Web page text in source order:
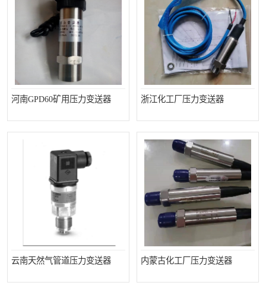
河南GPD60矿用压力变送器 浙江化工厂压力变送器
云南天然气管道压力变送器 内蒙古化工厂压力变送器
液位变送器 雷达料位计
标准型工业压力变送器 罐旁显示仪
差压变送器 温度传感器变送器
压力变送器 电容物位计
温度显示控制仪表 电量变送器
工业自动化系统成套设备